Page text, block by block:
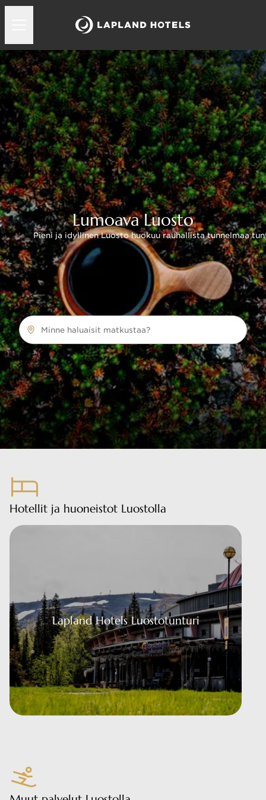
Lumoava Luosto
Pieni ja idyllinen Luosto huokuu rauhallista tunnelmaa
Minne haluaisit matkustaa?
Hotellit ja huoneistot Luostolla
LuostotunturiLapland Hotels Luostotunturi